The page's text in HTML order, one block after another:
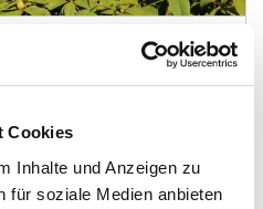
Cookies
Inhalte und Anzeigen zu
für soziale Medien anbieten